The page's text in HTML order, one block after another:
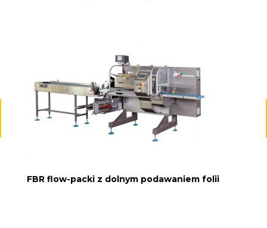
FBR flow-packi z dolnym podawaniem folii